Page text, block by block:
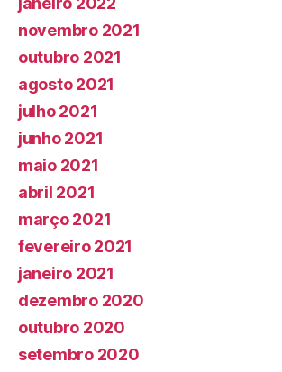
novembro 2021
outubro 2021
agosto 2021
julho 2021
junho 2021
maio 2021
abril 2021
março 2021
fevereiro 2021
janeiro 2021
dezembro 2020
outubro 2020
setembro 2020